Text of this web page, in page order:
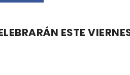
ESTE